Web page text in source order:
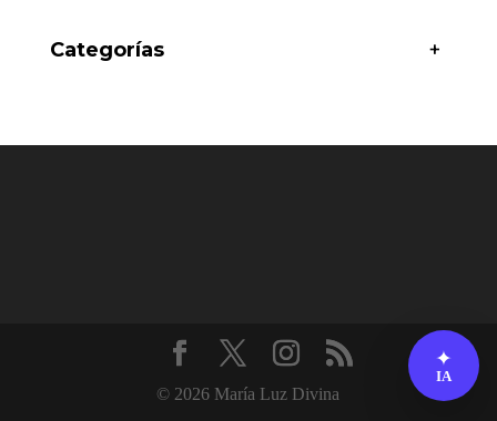
Categorías +
© 2026 María Luz Divina
✦
IA